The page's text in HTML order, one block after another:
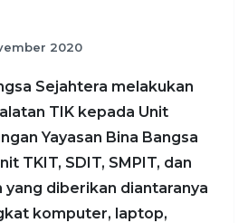
2020
Sejahtera melakukan
TIK kepada Unit
Yayasan Bina Bangsa
TKIT, SDIT, SMPIT, dan
yang diberikan diantaranya
komputer, laptop,